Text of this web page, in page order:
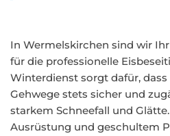
In Wermelskirchen sind wir
für die professionelle
Winterdienst sorgt dafür, dass
Gehwege stets sicher und
starkem Schneefall und
Ausrüstung und geschultem